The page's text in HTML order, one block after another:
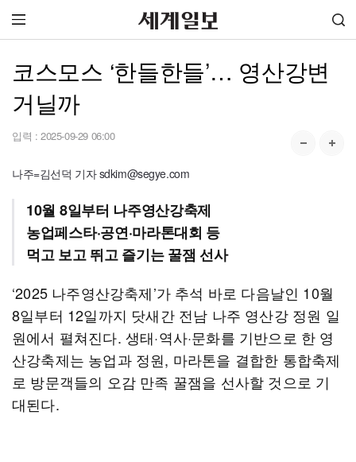
코스모스 ‘한들한들’… 영산강변
거닐까
입력 : 2025-09-29 06:00
나주=김선덕 기자 sdkim@segye.com
10월 8일부터 나주영산강축제
농업페스타·공연·마라톤대회 등
먹고 보고 뛰고 즐기는 꿀잼 선사
‘2025 나주영산강축제’가 추석 바로 다음날인 10월
8일부터 12일까지 닷새간 전남 나주 영산강 정원 일
원에서 펼쳐진다. 생태·역사·문화를 기반으로 한 영
산강축제는 농업과 정원, 마라톤을 결합한 통합축제
로 방문객들의 오감 만족 꿀잼을 선사할 것으로 기
대된다.